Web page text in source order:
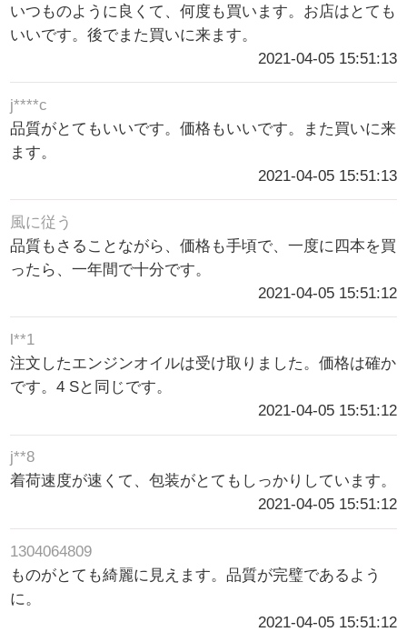
いつものように良くて、何度も買います。お店はとても
いいです。後でまた買いに来ます。
2021-04-05 15:51:13
j****c
品質がとてもいいです。価格もいいです。また買いに来
ます。
2021-04-05 15:51:13
風に従う
品質もさることながら、価格も手頃で、一度に四本を買
ったら、一年間で十分です。
2021-04-05 15:51:12
l**1
注文したエンジンオイルは受け取りました。価格は確か
です。4 Sと同じです。
2021-04-05 15:51:12
j**8
着荷速度が速くて、包装がとてもしっかりしています。
2021-04-05 15:51:12
1304064809
ものがとても綺麗に見えます。品質が完璧であるよう
に。
2021-04-05 15:51:12